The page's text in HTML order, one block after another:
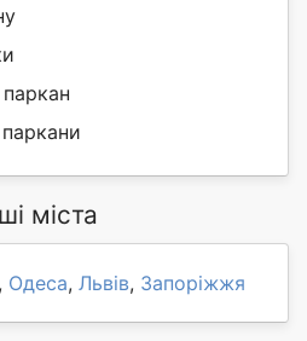
міста
, Одеса, Львів, Запоріжжя